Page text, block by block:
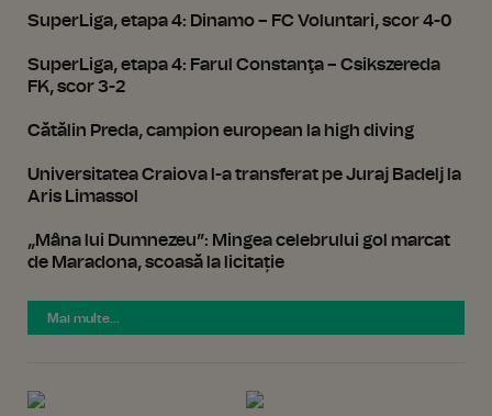
SuperLiga, etapa 4: Dinamo – FC Voluntari, scor 4-0
SuperLiga, etapa 4: Farul Constanţa – Csikszereda
FK, scor 3-2
Cătălin Preda, campion european la high diving
Universitatea Craiova l-a transferat pe Juraj Badelj la
Aris Limassol
„Mâna lui Dumnezeu”: Mingea celebrului gol marcat
de Maradona, scoasă la licitație
Mai multe...